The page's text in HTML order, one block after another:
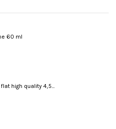
60 ml
high quality 4,5...